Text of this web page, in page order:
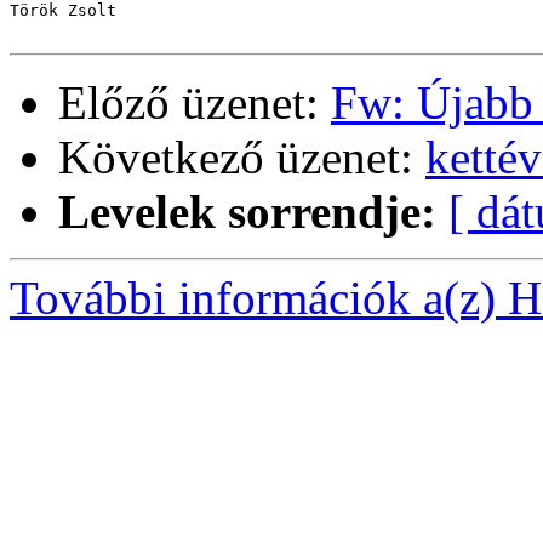
Török Zsolt
Előző üzenet: Fw:
Következő üzenet:
Levelek sorrendje: [
További információk a(z)